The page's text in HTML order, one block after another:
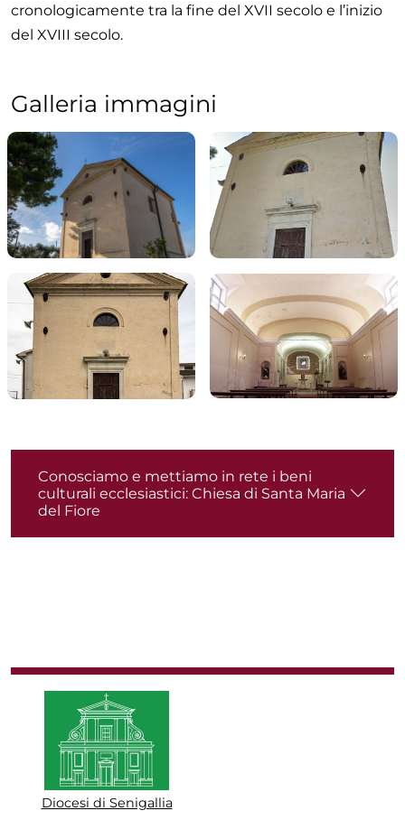
cronologicamente tra la fine del XVII secolo e l’inizio
del XVIII secolo.
Galleria immagini
Conosciamo e mettiamo in rete i beni
culturali ecclesiastici: Chiesa di Santa Maria
del Fiore
Diocesi di Senigallia